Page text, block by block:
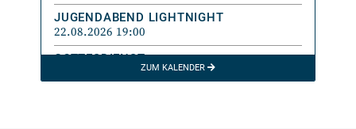
JUGENDABEND LIGHTNIGHT
22.08.2026 19:00
GOTTESDIENST
23.08.2026 10:00ZUM KALENDER